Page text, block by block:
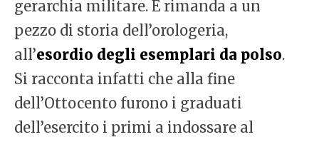
gerarchia militare. E rimanda a un
pezzo di storia dell’orologeria,
all’esordio degli esemplari da polso.
Si racconta infatti che alla fine
dell’Ottocento furono i graduati
dell’esercito i primi a indossare al